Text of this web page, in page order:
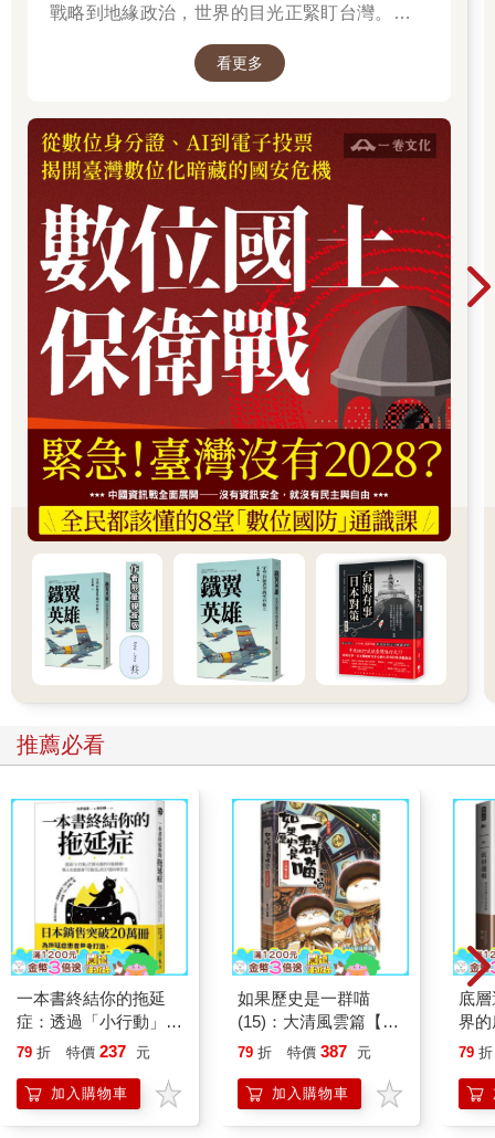
戰略到地緣政治，世界的目光正緊盯台灣。我們
看更多
推薦必看
一本書終結你的拖延
症：透過「小行動」打
開大腦的行動開關，懶
的37個科學方法
79 折 特價 237 元
加入購物車
如果歷史是一群喵
(15)：大清風雲篇【萌
貓漫畫學歷史】
79 折 特價 387 元
加入購物車
底
界
79 折